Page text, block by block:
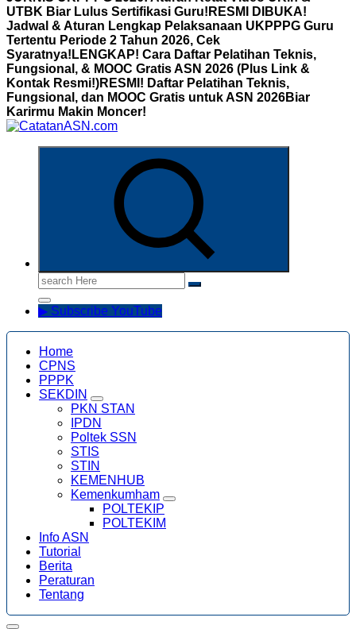
UTBK Biar Lulus Sertifikasi Guru! RESMI DIBUKA!
Jadwal & Aturan Lengkap Pelaksanaan UKPPPG Guru
Tertentu Periode 2 Tahun 2026, Cek
Syaratnya! LENGKAP! Cara Daftar Pelatihan Teknis,
Fungsional, & MOOC Gratis ASN 2026 (Plus Link &
Kontak Resmi!)RESMI! Daftar Pelatihan Teknis,
Fungsional, dan MOOC Gratis untuk ASN 2026Biar
Karirmu Makin Moncer!
Search
for:
▶ Subscribe YouTube
Home
CPNS
PPPK
SEKDIN
PKN STAN
IPDN
Poltek SSN
STIS
STIN
KEMENHUB
Kemenkumham
POLTEKIP
POLTEKIM
Info ASN
Tutorial
Berita
Peraturan
Tentang